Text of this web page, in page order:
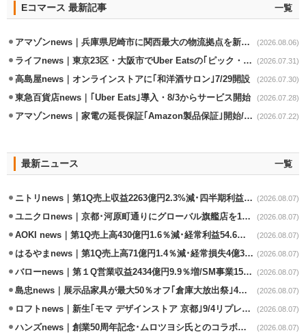
Eコマース 最新記事 一覧
アマゾンnews｜兵庫県尼崎市に関西最大の物流拠点を新設・市内2拠点目 (2026.08.06)
ライフnews｜東京23区・大阪市でUber Eatsの｢ピック・パック・ペイ｣導入 (2026.07.31)
高島屋news｜オンラインストアに｢和洋酒サロン｣7/29開設 (2026.07.30)
東急百貨店news｜｢Uber Eats｣導入・8/3からサービス開始 (2026.07.28)
アマゾンnews｜家電の延長保証｢Amazon製品保証｣開始/購入～修理Web完結 (2026.07.22)
最新ニュース 一覧
ニトリnews｜第1Q売上収益2263億円2.3%減･四半期利益1.4％減 (2026.08.07)
ユニクロnews｜京都･河原町通りにグローバル旗艦店を11/6開設 (2026.08.07)
AOKI news｜第1Q売上高430億円1.6％減･経常利益54.6％減 (2026.08.07)
はるやまnews｜第1Q売上高71億円1.4％減･経常損失4億3800万円 (2026.08.07)
バローnews｜第１Q営業収益2434億円9.9％増/SM事業15.5％増と絶好調 (2026.08.07)
島忠news｜展示品家具が最大50％オフ｢倉庫大放出祭｣4店舗限定で開催 (2026.08.07)
ロフトnews｜新生｢モマ デザインストア 京都｣9/4リプレイスオープン (2026.08.07)
ハンズnews｜創業50周年記念･ムロツヨシ氏とのコラボ企画｢ムロハンズ｣開催 (2026.08.07)